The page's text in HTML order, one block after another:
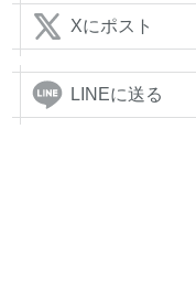
Xにポスト
LINEに送る